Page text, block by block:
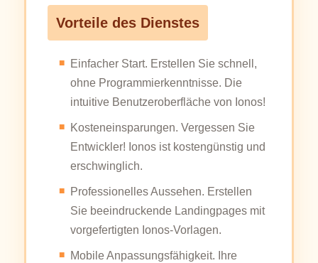
Vorteile des Dienstes
Einfacher Start. Erstellen Sie schnell,
ohne Programmierkenntnisse. Die
intuitive Benutzeroberfläche von Ionos!
Kosteneinsparungen. Vergessen Sie
Entwickler! Ionos ist kostengünstig und
erschwinglich.
Professionelles Aussehen. Erstellen
Sie beeindruckende Landingpages mit
vorgefertigten Ionos-Vorlagen.
Mobile Anpassungsfähigkeit. Ihre